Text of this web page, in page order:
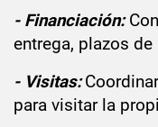
-Financiación:
entrega, plazos
- Visitas:
para visitar la